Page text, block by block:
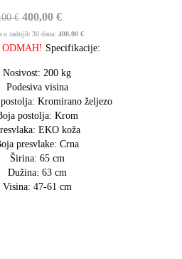
€ 400,00 €
u zadnjih 30 dana: 400,00 €
ODMAH! Specifikacije:
Nosivost: 200 kg
Podesiva visina
Kromirano željezo
postolja: Krom
EKO koža
presvlake: Crna
Širina: 65 cm
Dužina: 63 cm
Visina: 47-61 cm